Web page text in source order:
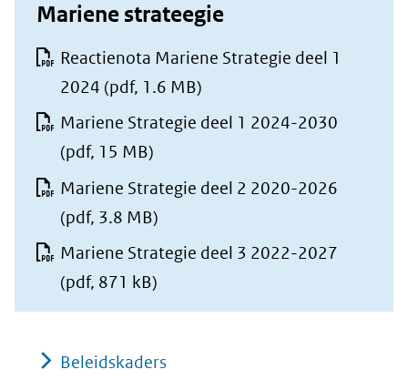
Mariene strateegie
Reactienota Mariene Strategie deel 1
2024 (pdf, 1.6 MB)
Mariene Strategie deel 1 2024-2030
(pdf, 15 MB)
Mariene Strategie deel 2 2020-2026
(pdf, 3.8 MB)
Mariene Strategie deel 3 2022-2027
(pdf, 871 kB)
Beleidskaders